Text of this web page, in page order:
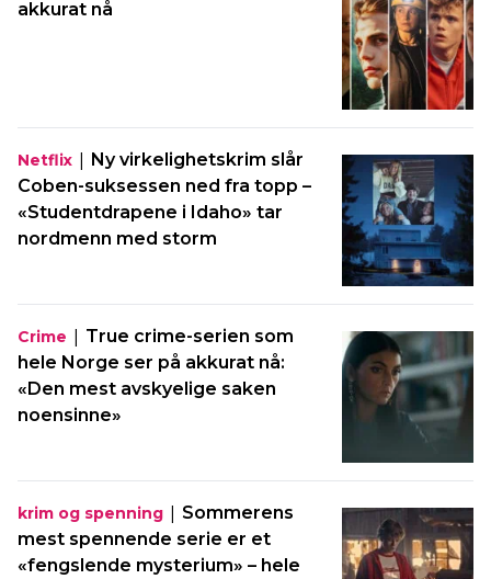
akkurat nå
Netflix | Ny virkelighetskrim slår
Coben-suksessen ned fra topp –
«Studentdrapene i Idaho» tar
nordmenn med storm
Crime | True crime-serien som
hele Norge ser på akkurat nå:
«Den mest avskyelige saken
noensinne»
krim og spenning | Sommerens
mest spennende serie er et
«fengslende mysterium» – hele